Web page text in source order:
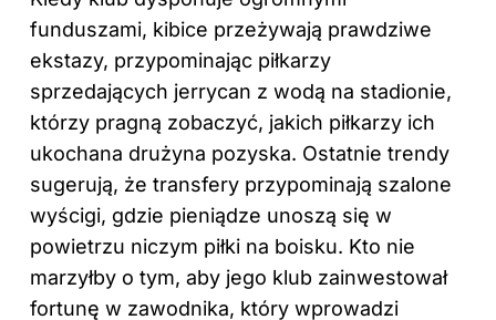
funduszami, kibice przeżywają prawdziwe
ekstazy, przypominając piłkarzy
sprzedających jerrycan z wodą na stadionie,
którzy pragną zobaczyć, jakich piłkarzy ich
ukochana drużyna pozyska. Ostatnie trendy
sugerują, że transfery przypominają szalone
wyścigi, gdzie pieniądze unoszą się w
powietrzu niczym piłki na boisku. Kto nie
marzyłby o tym, aby jego klub zainwestował
fortunę w zawodnika, który wprowadzi